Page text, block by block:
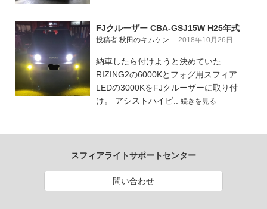
FJクルーザー CBA-GSJ15W H25年式
投稿者 秋田のキムケン 2018年10月26日
納車したら付けようと決めていた
RIZING2の6000Kとフォグ用スフィア
LEDの3000KをFJクルーザーに取り付
け。 アシストハイビ.. 続きを見る
スフィアライトサポートセンター
問い合わせ